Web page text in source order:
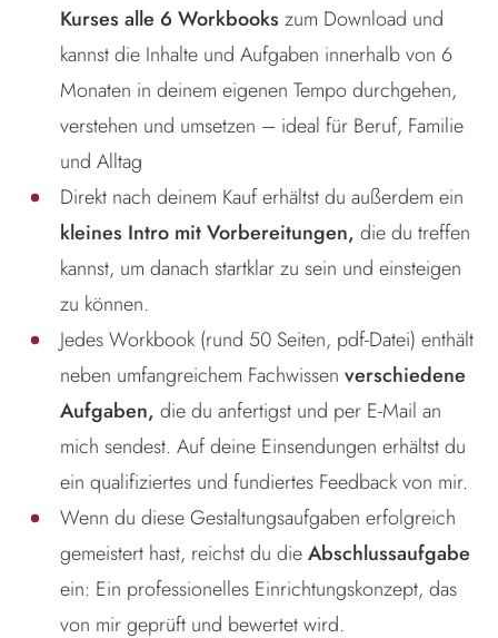
Kurses alle 6 Workbooks zum Download und
kannst die Inhalte und Aufgaben innerhalb von 6
Monaten in deinem eigenen Tempo durchgehen,
verstehen und umsetzen – ideal für Beruf, Familie
und Alltag
Direkt nach deinem Kauf erhältst du außerdem ein
kleines Intro mit Vorbereitungen, die du treffen
kannst, um danach startklar zu sein und einsteigen
zu können.
Jedes Workbook (rund 50 Seiten, pdf-Datei) enthält
neben umfangreichem Fachwissen verschiedene
Aufgaben, die du anfertigst und per E-Mail an
mich sendest. Auf deine Einsendungen erhältst du
ein qualifiziertes und fundiertes Feedback von mir.
Wenn du diese Gestaltungsaufgaben erfolgreich
gemeistert hast, reichst du dieAbschlussaufgabe
ein: Ein professionelles Einrichtungskonzept, das
von mir geprüft und bewertet wird.